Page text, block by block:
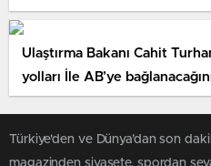
Ulaştırma Bakanı Cahit
yolları İle AB’ye
Türkiye'den ve Dünya’dan son
magazinden siyasete, spordan